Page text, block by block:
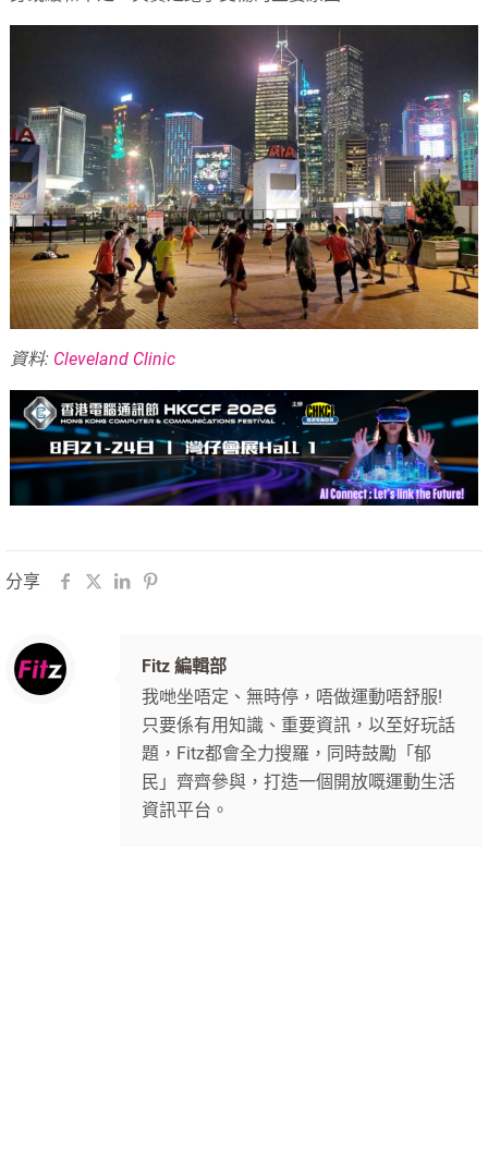
資料: Cleveland Clinic
分享
Fitz 編輯部
我哋坐唔定、無時停，唔做運動唔舒服!
只要係有用知識、重要資訊，以至好玩話
題，Fitz都會全力搜羅，同時鼓勵「郁
民」齊齊參與，打造一個開放嘅運動生活
資訊平台。